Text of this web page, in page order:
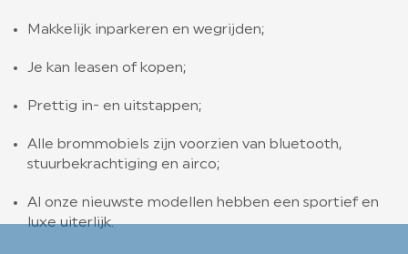
Makkelijk inparkeren en wegrijden;
Je kan leasen of kopen;
Prettig in- en uitstappen;
Alle brommobiels zijn voorzien van bluetooth,
stuurbekrachtiging en airco;
Al onze nieuwste modellen hebben een sportief en
luxe uiterlijk.